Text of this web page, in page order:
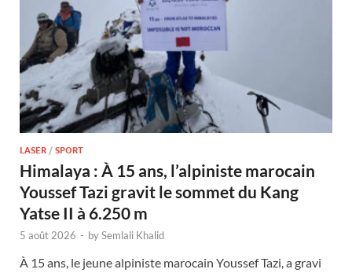
LASER / SPORT
Himalaya : À 15 ans, l’alpiniste marocain
Youssef Tazi gravit le sommet du Kang
Yatse II à 6.250 m
5 août 2026 - bySemlali Khalid
À 15 ans, le jeune alpiniste marocain Youssef Tazi, a gravi